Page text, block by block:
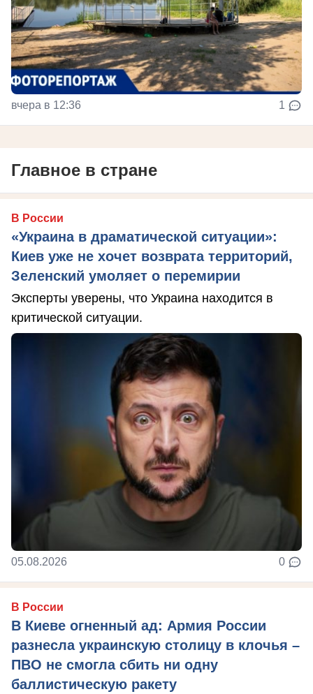
вчера в 12:36 1
Главное в стране
В России
«Украина в драматической ситуации»:
Киев уже не хочет возврата территорий,
Зеленский умоляет о перемирии
Эксперты уверены, что Украина находится в
критической ситуации.
05.08.2026 0
В России
В Киеве огненный ад: Армия России
разнесла украинскую столицу в клочья –
ПВО не смогла сбить ни одну
баллистическую ракету